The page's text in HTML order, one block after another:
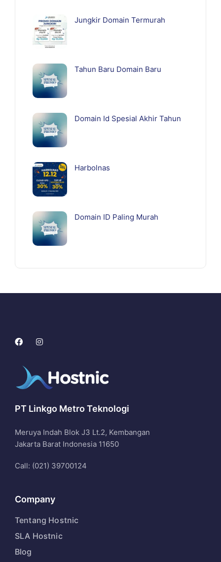
Jungkir Domain Termurah
Tahun Baru Domain Baru
Domain Id Spesial Akhir Tahun
Harbolnas
Domain ID Paling Murah
PT Linkgo Metro Teknologi
Meruya Indah Blok J3 Lt.2, Kembangan
Jakarta Barat Indonesia 11650
Call: (021) 39700124
Company
Tentang Hostnic
SLA Hostnic
Blog